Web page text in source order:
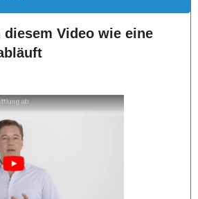
diesem Video wie eine